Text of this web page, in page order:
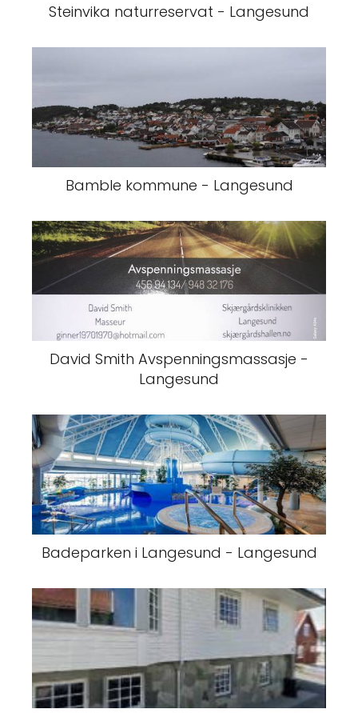
Steinvika naturreservat - Langesund
Bamble kommune - Langesund
David Smith Avspenningsmassasje -
Langesund
Badeparken i Langesund - Langesund